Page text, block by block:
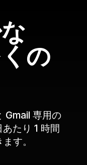
の
Gmail 専用の
たり 1 時間
す。